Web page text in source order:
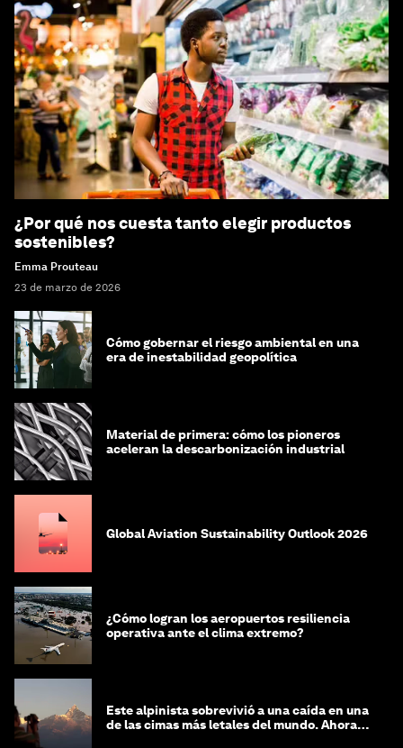
¿Por qué nos cuesta tanto elegir productos
sostenibles?
Emma Prouteau
23 de marzo de 2026
Cómo gobernar el riesgo ambiental en una
era de inestabilidad geopolítica
Material de primera: cómo los pioneros
aceleran la descarbonización industrial
Global Aviation Sustainability Outlook 2026
¿Cómo logran los aeropuertos resiliencia
operativa ante el clima extremo?
Este alpinista sobrevivió a una caída en una
de las cimas más letales del mundo. Ahora